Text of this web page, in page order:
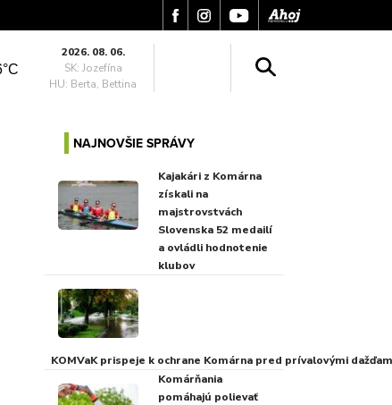
2026. 08. 06.
SK: Jozefína
HU: Berta, Bettina
NAJNOVŠIE SPRÁVY
Kajakári z Komárna
získali na
majstrovstvách
Slovenska 52 medailí
a ovládli hodnotenie
klubov
KOMVaK prispeje k ochrane Komárna pred prívalovými
Komárňania
pomáhajú polievať